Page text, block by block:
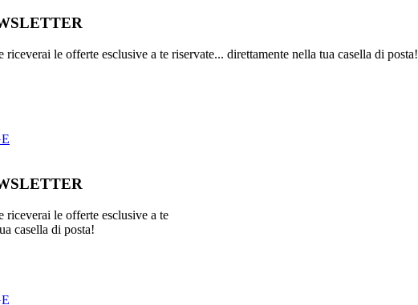
le offerte esclusive a te riservate... direttamente nella tua casella di posta!
riceverai le offerte esclusive a te
casella di posta!